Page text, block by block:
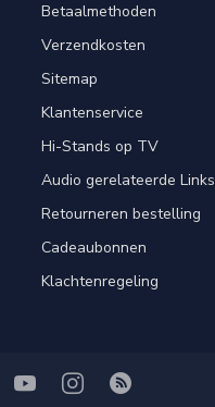
Betaalmethoden
Verzendkosten
Sitemap
Klantenservice
Hi-Stands op TV
Audio gerelateerde Links
Retourneren bestelling
Cadeaubonnen
Klachtenregeling